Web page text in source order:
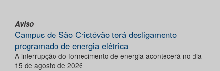
Aviso
Campus de São Cristóvão terá desligamento
programado de energia elétrica
A interrupção do fornecimento de energia acontecerá no dia
15 de agosto de 2026